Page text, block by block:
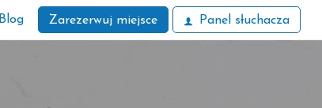
Blog Zarezerwuj miejsce Panel słuchacza